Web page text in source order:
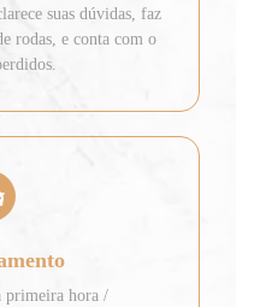
suas dúvidas, faz
rodas, e conta com o
primeira hora /